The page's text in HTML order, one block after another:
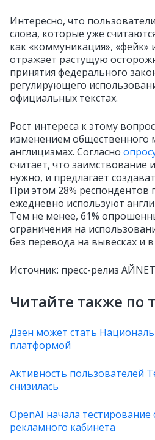
Интересно, что
слова, которые уже
как «коммуникация», «фейк»
отражает растущую
принятия федерального
регулирующего
официальных текстах.
Рост интереса к этому
изменением общественного
англицизмах. Согласно
считает, что заимствование
нужно, и предлагает
При этом 28% респондентов
ежедневно используют
Тем не менее, 61%
ограничения на
без перевода на вывесках и
Источник: пресс-релиз АЙNET
Читайте также по
Дзен может стать
платформой
Активность пользователей
снизилась
OpenAI начала тестирование
рекламного кабинета